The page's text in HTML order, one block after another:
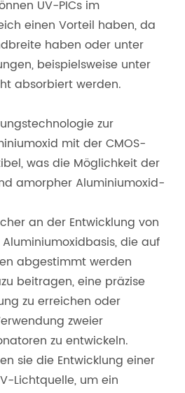
UV-PICs im
einen Vorteil haben, da
haben oder unter
beispielsweise unter
absorbiert werden.
zur
mit der CMOS-
was die Möglichkeit der
amorpher Aluminiumoxid-
an der Entwicklung von
die auf
abgestimmt werden
beitragen, eine präzise
zu erreichen oder
zweier
zu entwickeln.
sie die Entwicklung einer
Lichtquelle, um ein